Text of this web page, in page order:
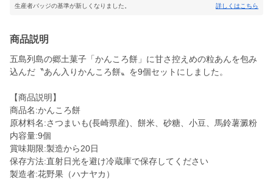
生産者バッジの基準が新しくなりました。 詳しくはこちら
商品説明
五島列島の郷土菓子「かんころ餅」に甘さ控えめの粒あんを包み
込んだ〝あん入りかんころ餅〟を9個セットにしました。
【商品説明】
商品名:かんころ餅
原材料名:さつまいも(長崎県産)、餅米、砂糖、小豆、馬鈴薯澱粉
内容量:9個
賞味期限:製造から20日
保存方法:直射日光を避け冷蔵庫で保存してください
製造者:花野果（ハナヤカ）